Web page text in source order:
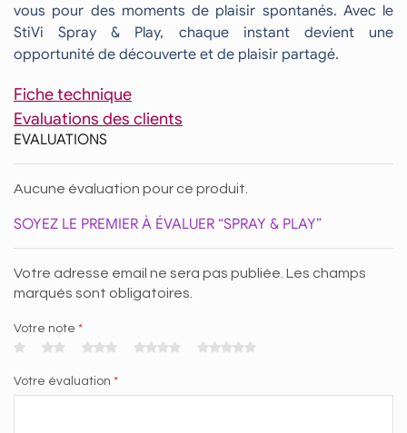
vous pour des moments de plaisir spontanés. Avec le
StiVi Spray & Play, chaque instant devient une
opportunité de découverte et de plaisir partagé.
Fiche technique
Evaluations des clients
EVALUATIONS
Aucune évaluation pour ce produit.
SOYEZ LE PREMIER À ÉVALUER “SPRAY & PLAY”
Votre adresse email ne sera pas publiée. Les champs
marqués sont obligatoires.
Votre note *
Votre évaluation *